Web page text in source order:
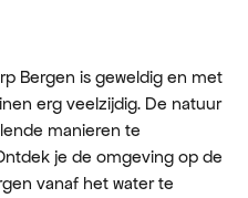
Bergen is geweldig en met
erg veelzijdig. De natuur
manieren te
je de omgeving op de
vanaf het water te